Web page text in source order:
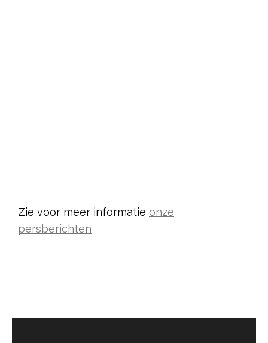
Zie voor meer informatie onze
persberichten